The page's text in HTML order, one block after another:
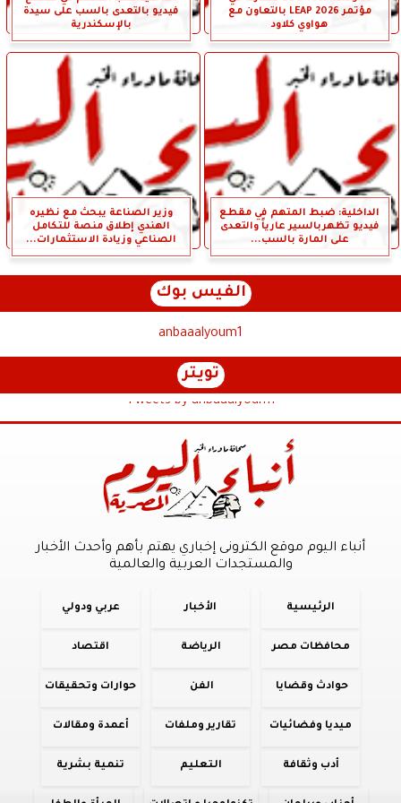
مؤتمر LEAP 2026 بالتعاون مع
هواوي كلاود
فيديو بالتعدى بالسب على سيدة
بالإسكندرية
الداخلية: ضبط المتهم في مقطع
فيديو تظهربالسير عارياً والتعدى
على المارة بالسب...
وزير الصناعة يبحث مع نظيره
الهندي إطلاق منصة للتكامل
الصناعي وزيادة الاستثمارات...
الفيس بوك
anbaaalyoum1
تويتر
Tweets by anbaaalyoum1
أنباء اليوم موقع الكترونى إخباري يهتم بأهم وأحدث الأخبار
والمستجدات العربية والعالمية
الرئيسية الأخبار عربي ودولي
محافظات مصر الرياضة اقتصاد
حوادث وقضايا الفن حوارات وتحقيقات
ميديا وفضائيات تقارير وملفات أعمدة ومقالات
أدب وثقافة التعليم تنمية بشرية